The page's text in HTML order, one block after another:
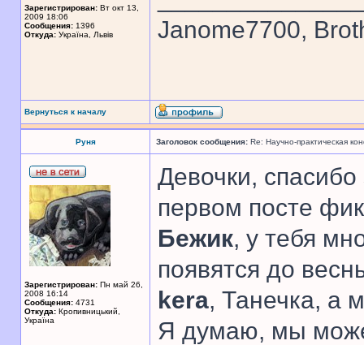
Зарегистрирован: Вт окт 13,
2009 18:06
Сообщения: 1396
Откуда: Україна, Львів
Janome7700,
Вернуться к началу
Руня Заголовок сообщения: Re: Научно-практическая
Зарегистрирован: Пн май 26,
2008 16:14
Сообщения: 4731
Откуда: Кропивницький,
Україна
Девочки, спасибо
первом посте
Бежик, у тебя
появятся до
kera, Танечка, а
Я думаю, мы